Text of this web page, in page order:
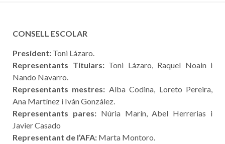
CONSELL ESCOLAR
President: Toni Lázaro.
Representants Titulars: Toni Lázaro, Raquel Noain i
Nando Navarro.
Representants mestres: Alba Codina, Loreto Pereira,
Ana Martínez i Iván González.
Representants pares: Núria Marín, Abel Herrerias i
Javier Casado
Representant de l’AFA: Marta Montoro.